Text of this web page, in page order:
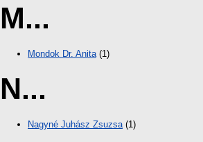
M...
Mondok Dr. Anita (1)
N...
Nagyné Juhász Zsuzsa(1)